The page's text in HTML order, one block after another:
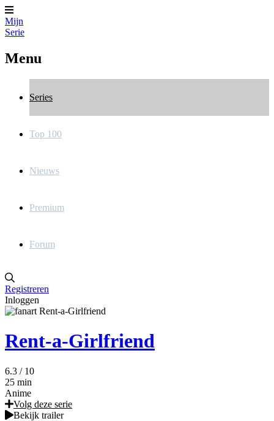
Mijn
Serie
Menu
Series
Top 100
Nieuws
Premium
Forum
Registreren
Inloggen
Rent-a-Girlfriend
6.3 / 10
25 min
Anime
Volg deze serie
Bekijk trailer